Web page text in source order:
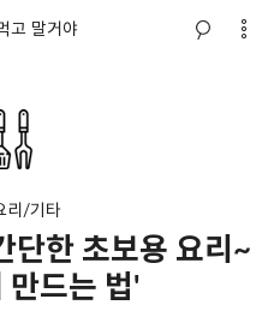
고 말거야
리/기타
단한 초보용 요리~
만드는 법'